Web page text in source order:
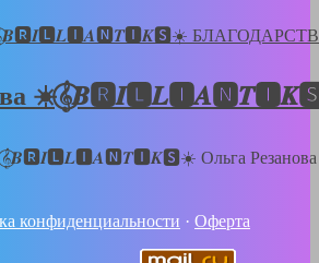
☀️𝄞⃝𝑩🆁𝑰🅻𝑳🅸𝑨🅽𝑻🅸𝑲🆂☀️ Ольга Резанова
конфиденциальности · Оферта